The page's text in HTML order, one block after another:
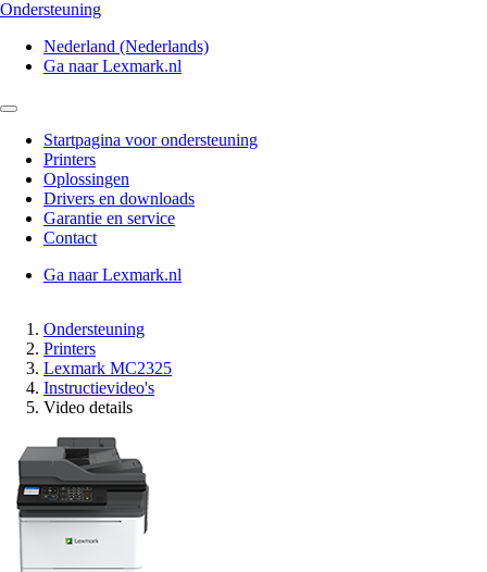
Ondersteuning
Nederland (Nederlands)
Ga naar Lexmark.nl
Startpagina voor ondersteuning
Printers
Oplossingen
Drivers en downloads
Garantie en service
Contact
Ga naar Lexmark.nl
Ondersteuning
Printers
Lexmark MC2325
Instructievideo's
Video details